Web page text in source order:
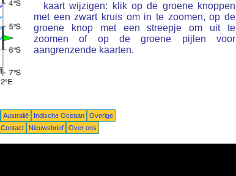
kaart wijzigen: klik op de groene knoppen
met een zwart kruis om in te zoomen, op de
groene knop met een streepje om uit te
zoomen of op de groene pijlen voor
aangrenzende kaarten.
Australië Indische Oceaan
Overige
Contact Nieuwsbrief Over ons